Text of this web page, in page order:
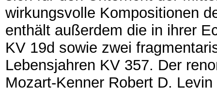
wirkungsvolle Kompositionen
enthält außerdem die in ihrer
KV 19d sowie zwei
Lebensjahren KV 357. Der
Mozart-Kenner Robert D.